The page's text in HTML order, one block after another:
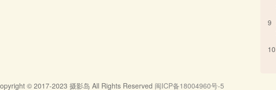
9
10
© 2017-2023 摄影岛 All Rights Reserved 闽ICP备18004960号-5